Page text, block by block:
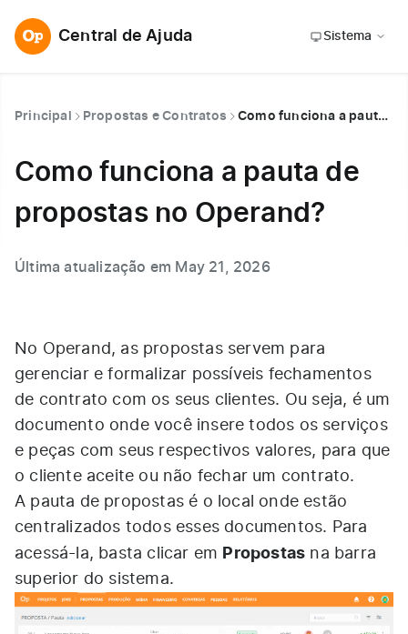
Central de Ajuda Sistema
Principal Propostas e Contratos Como funciona a pauta de propostas no Operand?
Como funciona a pauta de
propostas no Operand?
Última atualização em May 21, 2026
No Operand, as propostas servem para
gerenciar e formalizar possíveis fechamentos
de contrato com os seus clientes. Ou seja, é um
documento onde você insere todos os serviços
e peças com seus respectivos valores, para que
o cliente aceite ou não fechar um contrato.
A pauta de propostas é o local onde estão
centralizados todos esses documentos. Para
acessá-la, basta clicar em Propostas na barra
superior do sistema.